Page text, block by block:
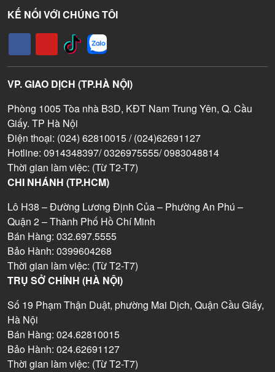
KẾ NỐI VỚI CHÚNG TÔI
VP. GIAO DỊCH (TP.HÀ NỘI)
Phòng 1005 Tòa nhà B3D, KĐT Nam Trung Yên, Q. Cầu
Giấy. TP Hà Nội
Điện thoại: (024) 62810015 / (024)62691127
Hotline: 0914348397/ 0326975555/ 0983048814
Thời gian làm việc: (Từ T2-T7)
CHI NHÁNH (TP.HCM)
Lô H38 – Đường Lương Định Của – Phường An Phú –
Quận 2 – Thành Phố Hồ Chí Minh
Bán Hàng: 032.697.5555
Bảo Hành: 0399604268
Thời gian làm việc: (Từ T2-T7)
TRỤ SỞ CHÍNH (HÀ NỘI)
Số 19 Phạm Thận Duật, phường Mai Dịch, Quận Cầu Giấy,
Hà Nội
Bán Hàng: 024.62810015
Bảo Hành: 024.62691127
Thời gian làm việc: (Từ T2-T7)